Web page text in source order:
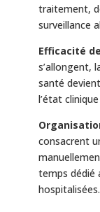
traitement,
surveillance
Efficacité
s’allongent,
santé
l’état
consacrent
temps dédié
hospitalisées.